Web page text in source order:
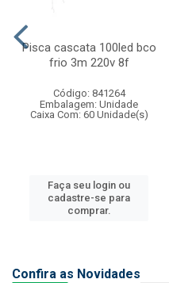
Pisca cascata 100led bco
frio 3m 220v 8f
Código: 841264
Embalagem: Unidade
Caixa Com: 60 Unidade(s)
Faça seu login ou
cadastre-se para
comprar.
Confira as Novidades